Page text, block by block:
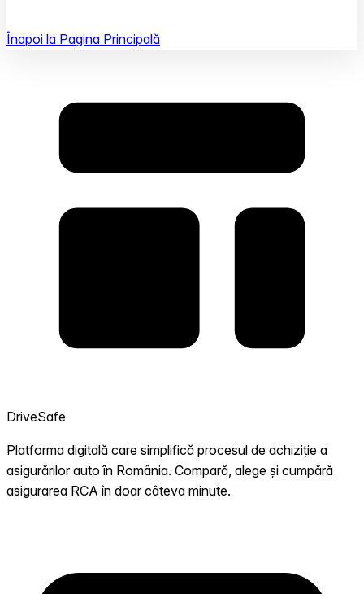
Înapoi la Pagina Principală
DriveSafe
Platforma digitală care simplifică procesul de achiziție a
asigurărilor auto în România. Compară, alege și cumpără
asigurarea RCA în doar câteva minute.